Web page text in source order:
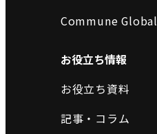
Commune Global
お役立ち情報
お役立ち資料
記事・コラム